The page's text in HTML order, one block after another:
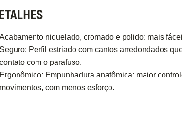
Acabamento niquelado, cromado e polido: mais
Seguro: Perfil estriado com cantos arredondados
contato com o parafuso.
Ergonômico: Empunhadura anatômica: maior
movimentos, com menos esforço.